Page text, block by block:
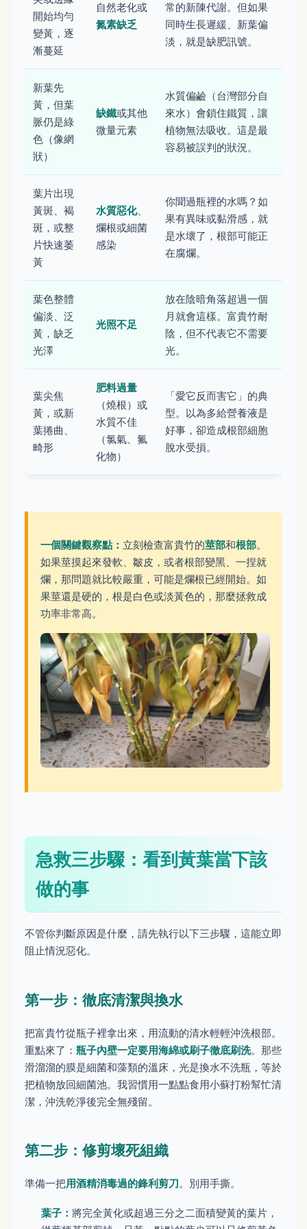
開始均勻
變黃，逐
漸蔓延
自然老化或
氮素缺乏
常的新陳代謝。但如果
同時生長遲緩、新葉偏
淡，就是缺肥訊號。
新葉先
黃，但葉
脈仍是綠
色（像網
狀）
缺鐵或其他
微量元素
水質偏鹼（台灣部分自
來水）會鎖住鐵質，讓
植物無法吸收。這是最
容易被誤判的狀況。
葉片出現
黃斑、褐
斑，或整
片快速萎
黃
水質惡化、
爛根或細菌
感染
你聞過瓶裡的水嗎？如
果有異味或黏滑感，就
是水壞了，根部可能正
在腐爛。
葉色整體
偏淡、泛
黃，缺乏
光澤
光照不足
放在陰暗角落超過一個
月就會這樣。富貴竹耐
陰，但不代表它不需要
光。
葉尖焦
黃，或新
葉捲曲、
畸形
肥料過量
（燒根）或
水質不佳
（氯氣、氟
化物）
「愛它反而害它」的典
型。以為多給營養液是
好事，卻造成根部細胞
脫水受損。
一個關鍵觀察點： 立刻檢查富貴竹的莖部和根部。
如果莖摸起來發軟、皺皮，或者根部變黑、一捏就
爛，那問題就比較嚴重，可能是爛根已經開始。如
果莖還是硬的，根是白色或淡黃色的，那麼拯救成
功率非常高。
急救三步驟：看到黃葉當下該
做的事
不管你判斷原因是什麼，請先執行以下三步驟，這能立即
阻止情況惡化。
第一步：徹底清潔與換水
把富貴竹從瓶子裡拿出來，用流動的清水輕輕沖洗根部。
重點來了： 瓶子內壁一定要用海綿或刷子徹底刷洗。那些
滑溜溜的膜是細菌和藻類的溫床，光是換水不洗瓶，等於
把植物放回細菌池。我習慣用一點點食用小蘇打粉幫忙清
潔，沖洗乾淨後完全無殘留。
第二步：修剪壞死組織
準備一把用酒精消毒過的鋒利剪刀。別用手撕。
葉子： 將完全黃化或超過三分之二面積變黃的葉片，